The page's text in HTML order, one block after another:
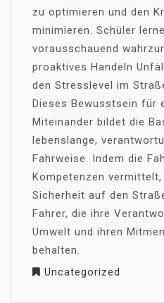
zu optimieren und den
minimieren. Schüler
vorausschauend
proaktives Handeln
den Stresslevel im
Dieses Bewusstsein für
Miteinander bildet die
lebenslange,
Fahrweise. Indem die
Kompetenzen
Sicherheit auf den
Fahrer, die ihre
Umwelt und ihren
behalten.
Uncategorized